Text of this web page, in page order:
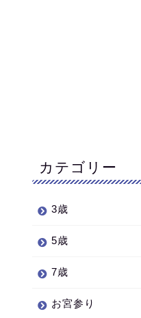
カテゴリー
3歳
5歳
7歳
お宮参り